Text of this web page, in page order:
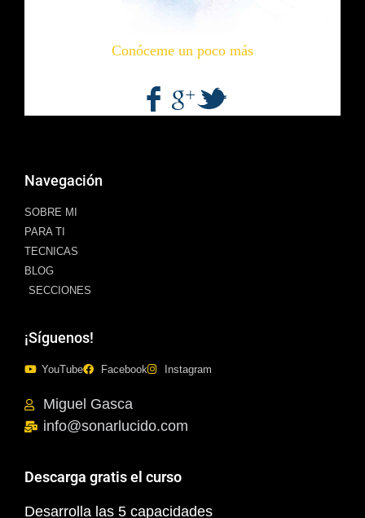
Conóceme un poco más
Navegación
SOBRE MI
PARA TI
TECNICAS
BLOG
SECCIONES
¡Síguenos!
YouTube Facebook Instagram
Miguel Gasca
info@sonarlucido.com
Descarga gratis el curso
Desarrolla las 5 capacidades